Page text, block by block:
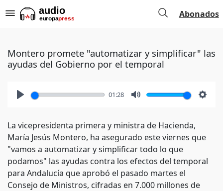
Abonados
Montero promete "automatizar y simplificar" las
ayudas del Gobierno por el temporal
01:28
La vicepresidenta primera y ministra de Hacienda,
María Jesús Montero, ha asegurado este viernes que
"vamos a automatizar y simplificar todo lo que
podamos" las ayudas contra los efectos del temporal
para Andalucía que aprobó el pasado martes el
Consejo de Ministros, cifradas en 7.000 millones de